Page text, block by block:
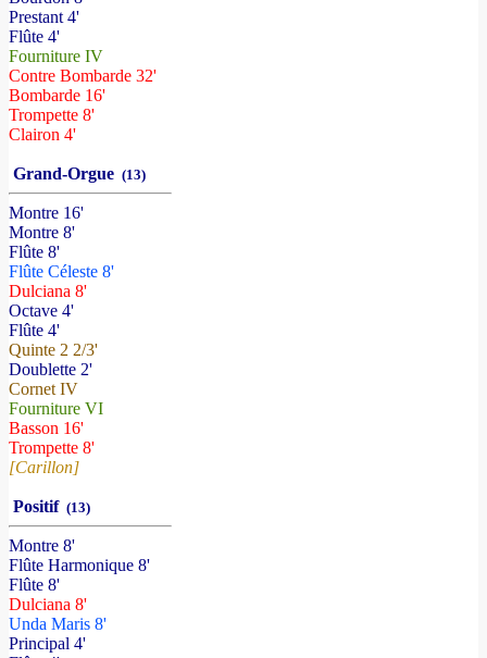
Prestant 4'
Flûte 4'
Fourniture IV
Contre Bombarde 32'
Bombarde 16'
Trompette 8'
Clairon 4'
Grand-Orgue (13)
Montre 16'
Montre 8'
Flûte 8'
Flûte Céleste 8'
Dulciana 8'
Octave 4'
Flûte 4'
Quinte 2 2/3'
Doublette 2'
Cornet IV
Fourniture VI
Basson 16'
Trompette 8'
[Carillon]
Positif (13)
Montre 8'
Flûte Harmonique 8'
Flûte 8'
Dulciana 8'
Unda Maris 8'
Principal 4'